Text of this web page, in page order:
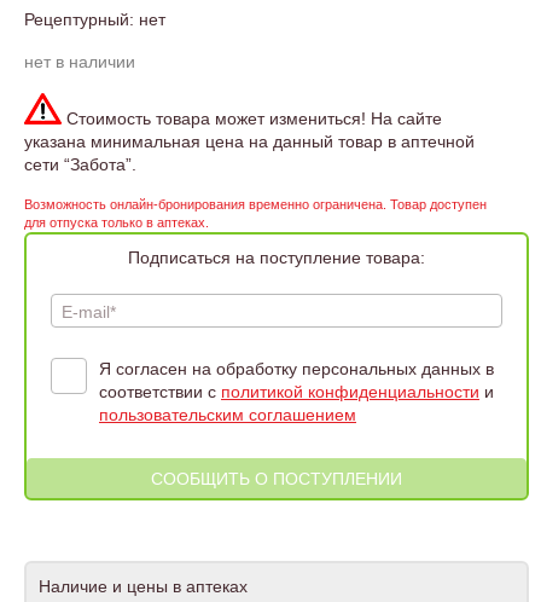
Рецептурный: нет
нет в наличии
Стоимость товара может измениться! На сайте
указана минимальная цена на данный товар в аптечной
сети “Забота”.
Возможность онлайн-бронирования временно ограничена. Товар доступен
для отпуска только в аптеках.
Подписаться на поступление товара:
E-mail*
Я согласен на обработку персональных данных в
соответствии с политикой конфиденциальности и
пользовательским соглашением
Наличие и цены в аптеках